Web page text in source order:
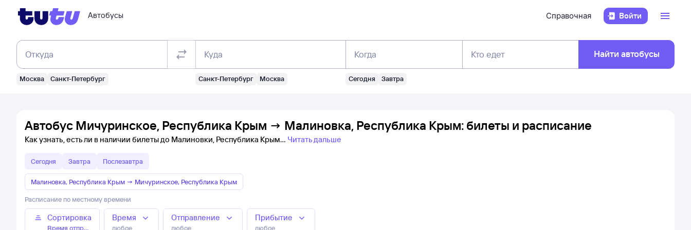
Автобусы Справочная Войти
Откуда
Москва Санкт-Петербург
Куда
Санкт-Петербург Москва
Когда
Сегодня Завтра
Кто едет Найти автобусы
Автобус Мичуринское, Республика Крым → Малиновка, Республика Крым: билеты и расписание
Как узнать, есть ли в наличии билеты до Малиновки, Республика Крым Читать дальше
Сегодня Завтра Послезавтра
Малиновка, Республика Крым → Мичуринское, Республика Крым
Расписание по местному времени
Сортировка
Время отправления
Время
любое
Отправление
любое
Прибытие
любое